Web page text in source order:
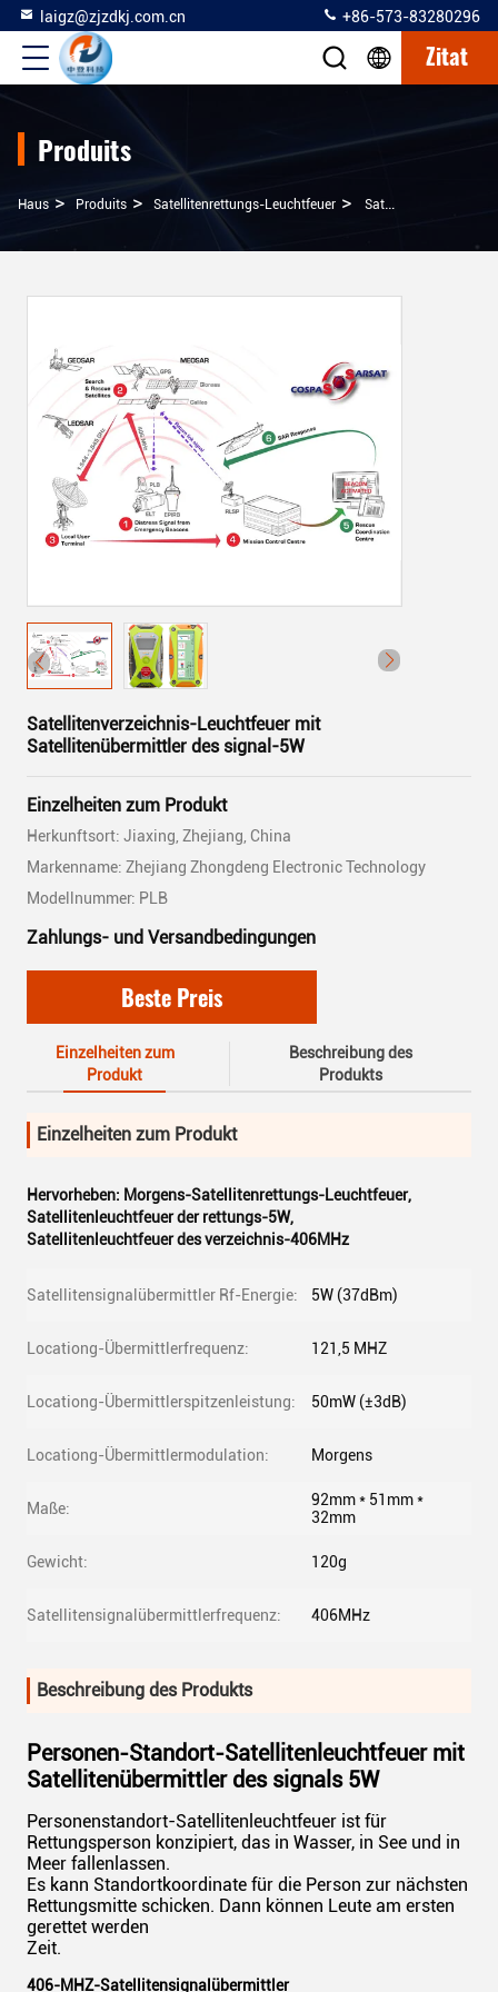
laigz@zjzdkj.com.cn +86-573-83280296
Zitat
Produits
Haus > Produits > Satellitenrettungs-Leuchtfeuer > Satellitenverzeichnis-Leuchtfeuer Mit Satellitenübermittler Des Signal-5W
Satellitenverzeichnis-Leuchtfeuer mit
Satellitenübermittler des signal-5W
Einzelheiten zum Produkt
Herkunftsort: Jiaxing, Zhejiang, China
Markenname: Zhejiang Zhongdeng Electronic Technology
Modellnummer: PLB
Zahlungs- und Versandbedingungen
Beste Preis
Einzelheiten zum
Produkt
Beschreibung des
Produkts
Einzelheiten zum Produkt
Hervorheben: Morgens-Satellitenrettungs-Leuchtfeuer,
Satellitenleuchtfeuer der rettungs-5W,
Satellitenleuchtfeuer des verzeichnis-406MHz
Satellitensignalübermittler Rf-Energie: 5W (37dBm)
Locationg-Übermittlerfrequenz: 121,5 MHZ
Locationg-Übermittlerspitzenleistung: 50mW (±3dB)
Locationg-Übermittlermodulation: Morgens
Maße:
92mm * 51mm *
32mm
Gewicht: 120g
Satellitensignalübermittlerfrequenz: 406MHz
Beschreibung des Produkts
Personen-Standort-Satellitenleuchtfeuer mit
Satellitenübermittler des signals 5W
Personenstandort-Satellitenleuchtfeuer ist für
Rettungsperson konzipiert, das in Wasser, in See und in
Meer fallenlassen.
Es kann Standortkoordinate für die Person zur nächsten
Rettungsmitte schicken. Dann können Leute am ersten
gerettet werden
Zeit.
406-MHZ-Satellitensignalübermittler